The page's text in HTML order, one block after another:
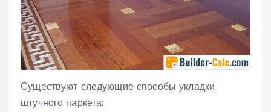
Существуют следующие способы укладки
штучного паркета: